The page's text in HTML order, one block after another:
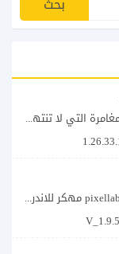
انضم الى التليجرام لعبة البناء والمغامرة التي لا تنتهي Minecraft إذا كنت تبحث عن...
انضم الى التليجرام تحميل برنامج pixellab مهكر للاندرويد يعتبر تطبيق بيكسلاب من اشهر تطبيقات...